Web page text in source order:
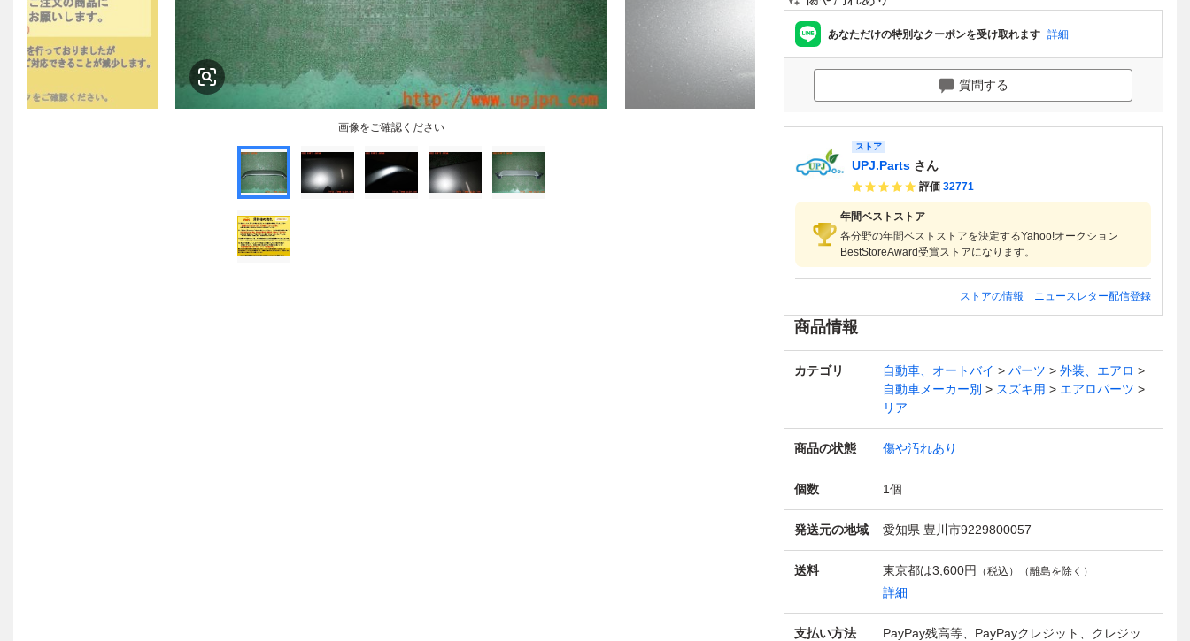
画像をご確認ください
あなただけの特別なクーポンを受け取れます 詳細
質問する
ストア
UPJ.Parts さん
評価 32771
年間ベストストア
各分野の年間ベストストアを決定するYahoo!オークション
BestStoreAward受賞ストアになります。
ストアの情報 ニュースレター配信登録
商品情報
カテゴリ 自動車、オートバイ パーツ
外装、エアロ
自動車メーカー別
スズキ用
エアロパーツ
リア
商品の状態 傷や汚れあり
個数 1個
発送元の地域 愛知県 豊川市9229800057
送料 東京都は3,600円 （税込）（離島を除く）
詳細
支払い方法
PayPay残高等、PayPayクレジット、クレジッ